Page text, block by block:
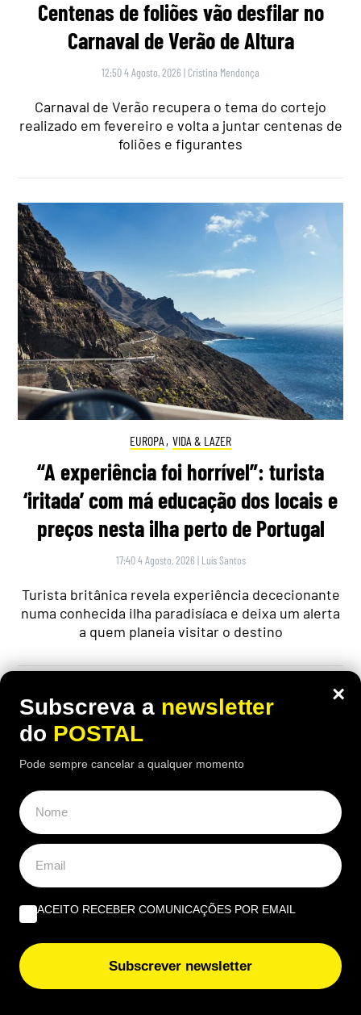
Centenas de foliões vão desfilar no
Carnaval de Verão de Altura
12:50 4 Agosto, 2026 | Cristina Mendonça
Carnaval de Verão recupera o tema do cortejo
realizado em fevereiro e volta a juntar centenas de
foliões e figurantes
EUROPA , VIDA & LAZER
“A experiência foi horrível”: turista
‘iritada’ com má educação dos locais e
preços nesta ilha perto de Portugal
17:40 4 Agosto, 2026 | Luís Santos
Turista britânica revela experiência dececionante
numa conhecida ilha paradisíaca e deixa um alerta
a quem planeia visitar o destino
Inquilino recusou pagar taxa do lixo
porque o contrato não indicava o valor:
×
Subscreva a newsletter
do POSTAL
Pode sempre cancelar a qualquer momento
ACEITO RECEBER COMUNICAÇÕES POR EMAIL
Subscrever newsletter